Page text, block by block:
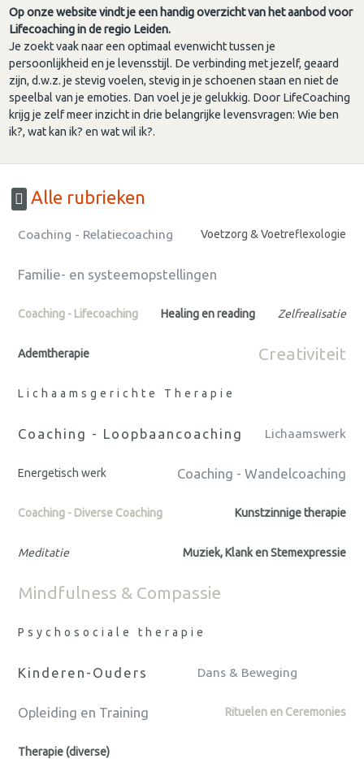
Op onze website vindt je een handig overzicht van het aanbod voor
Lifecoaching in de regio Leiden.
Je zoekt vaak naar een optimaal evenwicht tussen je
persoonlijkheid en je levensstijl. De verbinding met jezelf, geaard
zijn, d.w.z. je stevig voelen, stevig in je schoenen staan en niet de
speelbal van je emoties. Dan voel je je gelukkig. Door LifeCoaching
krijg je zelf meer inzicht in drie belangrijke levensvragen: Wie ben
ik?, wat kan ik? en wat wil ik?.
Alle rubrieken
Coaching - Relatiecoaching Voetzorg & Voetreflexologie
Familie- en systeemopstellingen
Coaching - Lifecoaching Healing en reading Zelfrealisatie
Ademtherapie Creativiteit
Lichaamsgerichte Therapie
Coaching - Loopbaancoaching Lichaamswerk
Energetisch werk Coaching - Wandelcoaching
Coaching - Diverse Coaching Kunstzinnige therapie
Meditatie Muziek, Klank en Stemexpressie
Mindfulness & Compassie
Psychosociale therapie
Kinderen-Ouders Dans & Beweging
Opleiding en Training Rituelen en Ceremonies
Therapie (diverse)